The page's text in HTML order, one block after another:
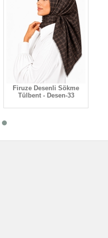
Firuze Desenli Sökme
Tülbent - Desen-34